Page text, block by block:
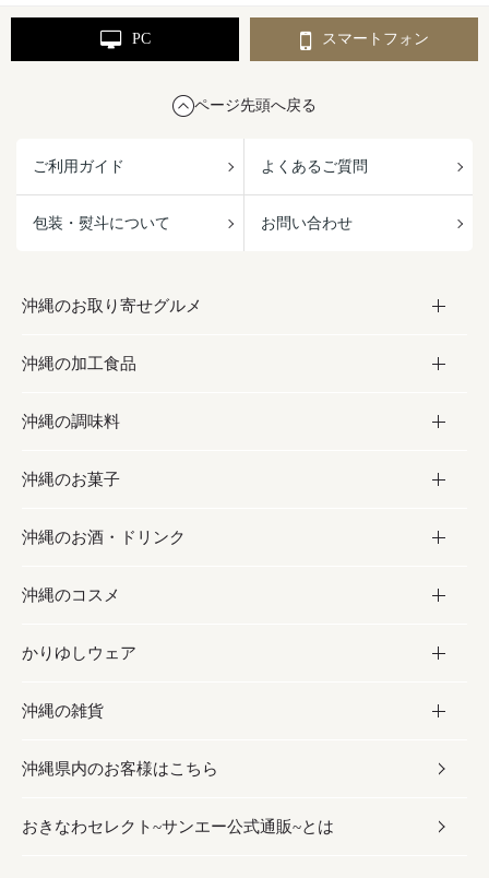
PC スマートフォン
ページ先頭へ戻る
ご利用ガイド よくあるご質問
包装・熨斗について お問い合わせ
沖縄のお取り寄せグルメ
お取り寄せグルメ
フルーツ・野菜
お肉
海産物
沖縄の加工食品
加工食品
缶詰／パウチ
沖縄料理
沖縄そば／乾麺
レトルト食品
乾物／粉類
沖縄の調味料
調味料
砂糖／黒砂糖
塩
お酢／ドレッシング
しょうゆ
みそ
だし／スパイス／島唐辛子
沖縄のお菓子
お菓子
黒糖
ちんすこう
伝統菓子
スナック
おつまみ
沖縄のお酒・ドリンク
お酒・ドリンク
泡盛
ビール・チューハイ
ワイン・ウィスキー・カクテル
ドリンク
沖縄のコスメ
コスメ
スキンケア
ボディケア
ヘアケア
かりゆしウェア
かりゆしウェア
メンズ
レディース
沖縄の雑貨
雑貨
沖縄ファッション
沖縄県内のお客様はこちら
おきなわセレクト~サンエー公式通販~とは